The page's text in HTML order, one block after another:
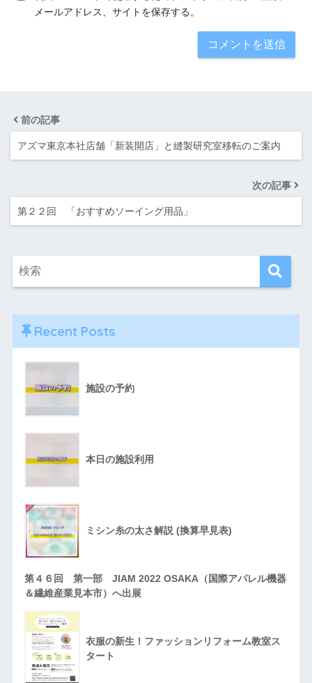
メールアドレス、サイトを保存する。
前の記事
アズマ東京本社店舗「新装開店」と縫製研究室移転のご案内
次の記事
第２２回 「おすすめソーイング用品」
Recent Posts
施設の予約
本日の施設利用
ミシン糸の太さ解説 (換算早見表)
第４６回 第一部 JIAM 2022 OSAKA（国際アパレル機器
＆繊維産業見本市）へ出展
衣服の新生！ファッションリフォーム教室ス
タート